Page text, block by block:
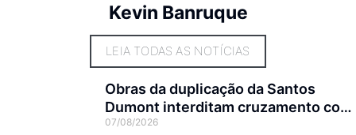
Kevin Banruque
LEIA TODAS AS NOTÍCIAS
Obras da duplicação da Santos
Dumont interditam cruzamento com
a rua Otto Nass
07/08/2026